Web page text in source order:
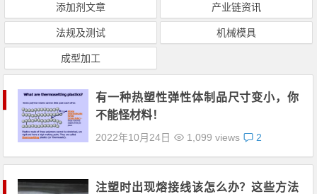
添加剂文章 产业链资讯
法规及测试 机械模具
成型加工
有一种热塑性弹性体制品尺寸变小，你
不能怪材料！
2022年10月24日 1,099 views 2
注塑时出现熔接线该怎么办？这些方法